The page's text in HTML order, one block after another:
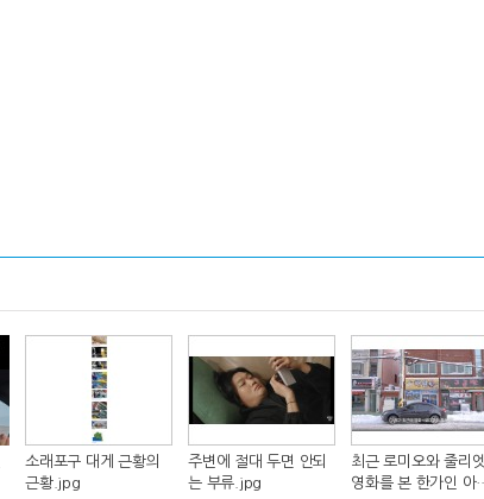
소래포구 대게 근황의
근황.jpg
주변에 절대 두면 안되
는 부류.jpg
최근 로미오와 줄리엣
영화를 본 한가인 아